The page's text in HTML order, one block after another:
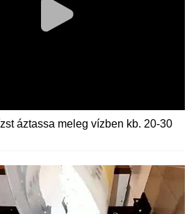
áztassa meleg vízben kb. 20-30